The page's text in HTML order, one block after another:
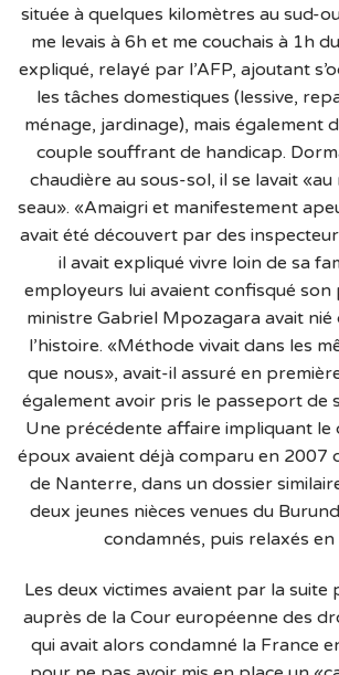
située à quelques kilomètres au sud-
me levais à 6h et me couchais à 1h
expliqué, relayé par l’AFP, ajoutant
les tâches domestiques (lessive,
ménage, jardinage), mais également
couple souffrant de handicap.
chaudière au sous-sol, il se lavait
seau». «Amaigri et manifestement
avait été découvert par des
il avait expliqué vivre loin de sa
employeurs lui avaient confisqué son
ministre Gabriel Mpozagara avait nié
l’histoire. «Méthode vivait dans les
que nous», avait-il assuré en
également avoir pris le passeport de
Une précédente affaire impliquant le
époux avaient déjà comparu en 2007
de Nanterre, dans un dossier
deux jeunes nièces venues du
condamnés, puis relaxés en
Les deux victimes avaient par la suite
auprès de la Cour européenne des
qui avait alors condamné la France